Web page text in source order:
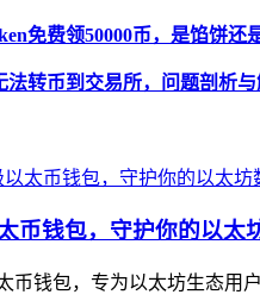
免费领50000币，是馅饼还
法转币到交易所，问题剖析
币钱包，守护你的以太
币钱包，专为以太坊生态